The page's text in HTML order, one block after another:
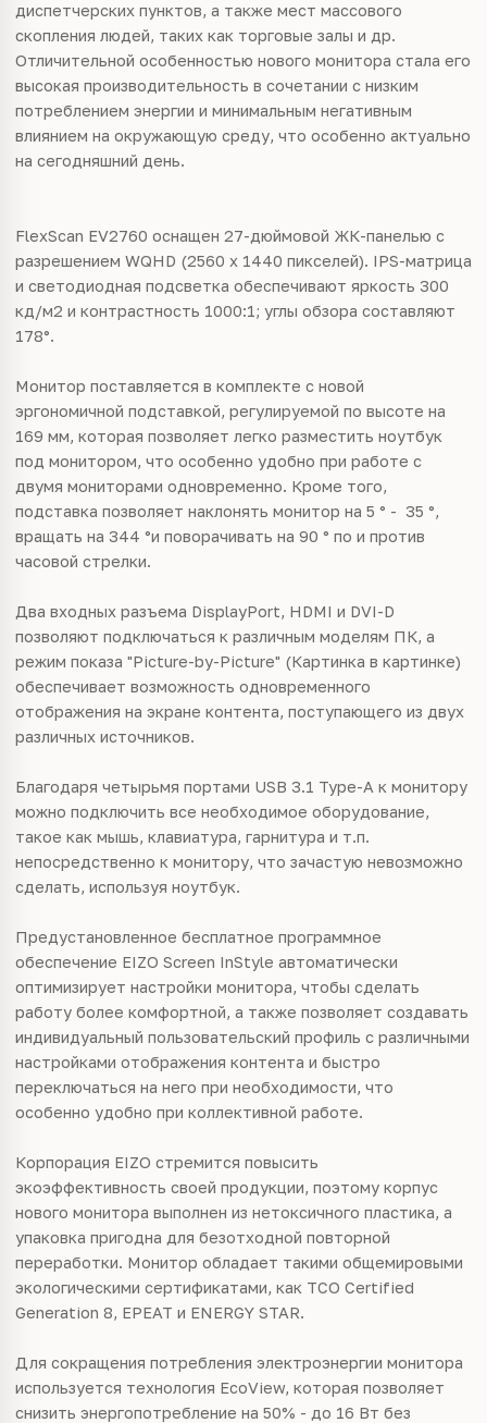
диспетчерских пунктов, а также мест массового
скопления людей, таких как торговые залы и др.
Отличительной особенностью нового монитора стала его
высокая производительность в сочетании с низким
потреблением энергии и минимальным негативным
влиянием на окружающую среду, что особенно актуально
на сегодняшний день.
FlexScan EV2760 оснащен 27-дюймовой ЖК-панелью с
разрешением WQHD (2560 x 1440 пикселей). IPS-матрица
и светодиодная подсветка обеспечивают яркость 300
кд/м2 и контрастность 1000:1; углы обзора составляют
178°.
Монитор поставляется в комплекте с новой
эргономичной подставкой, регулируемой по высоте на
169 мм, которая позволяет легко разместить ноутбук
под монитором, что особенно удобно при работе с
двумя мониторами одновременно. Кроме того,
подставка позволяет наклонять монитор на 5 ° - 35 °,
вращать на 344 °и поворачивать на 90 ° по и против
часовой стрелки.
Два входных разъема DisplayPort, HDMI и DVI-D
позволяют подключаться к различным моделям ПК, а
режим показа "Picture-by-Picture" (Картинка в картинке)
обеспечивает возможность одновременного
отображения на экране контента, поступающего из двух
различных источников.
Благодаря четырьмя портами USB 3.1 Type-A к монитору
можно подключить все необходимое оборудование,
такое как мышь, клавиатура, гарнитура и т.п.
непосредственно к монитору, что зачастую невозможно
сделать, используя ноутбук.
Предустановленное бесплатное программное
обеспечение EIZO Screen InStyle автоматически
оптимизирует настройки монитора, чтобы сделать
работу более комфортной, а также позволяет создавать
индивидуальный пользовательский профиль с различными
настройками отображения контента и быстро
переключаться на него при необходимости, что
особенно удобно при коллективной работе.
Корпорация EIZO стремится повысить
экоэффективность своей продукции, поэтому корпус
нового монитора выполнен из нетоксичного пластика, а
упаковка пригодна для безотходной повторной
переработки. Монитор обладает такими общемировыми
экологическими сертификатами, как TCO Certified
Generation 8, EPEAT и ENERGY STAR.
Для сокращения потребления электроэнергии монитора
используется технология EcoView, которая позволяет
снизить энергопотребление на 50% - до 16 Вт без